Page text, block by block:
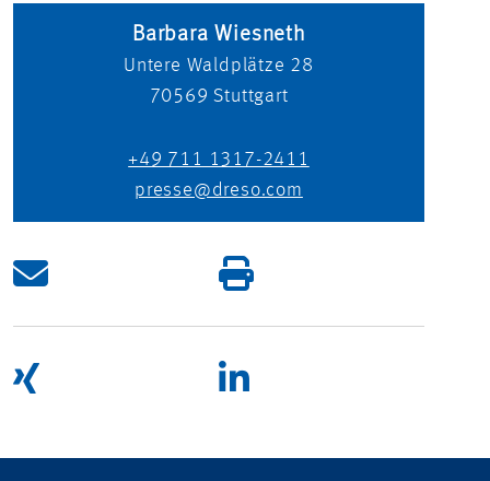
Barbara Wiesneth
Untere Waldplätze 28
70569 Stuttgart
+49 711 1317-2411
presse@dreso.com